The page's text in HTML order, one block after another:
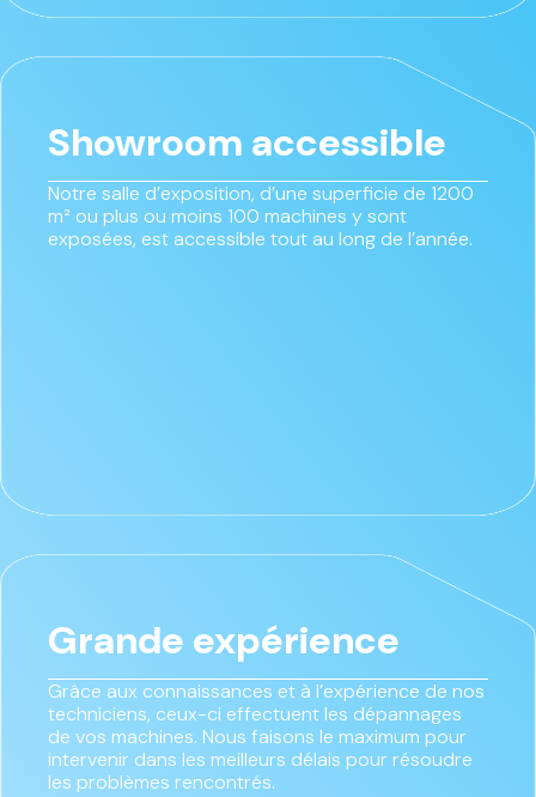
Showroom accessible
Notre salle d’exposition, d’une superficie de 1200
m² ou plus ou moins 100 machines y sont
exposées, est accessible tout au long de l’année.
Grande expérience
Grâce aux connaissances et à l’expérience de nos
techniciens, ceux-ci effectuent les dépannages
de vos machines. Nous faisons le maximum pour
intervenir dans les meilleurs délais pour résoudre
les problèmes rencontrés.